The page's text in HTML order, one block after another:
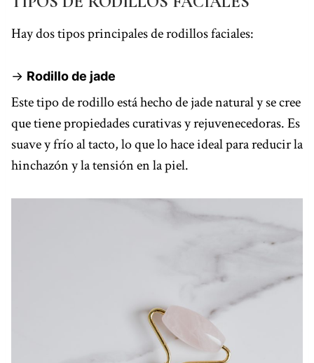
Hay dos tipos principales de rodillos faciales:
-> Rodillo de jade
Este tipo de rodillo está hecho de jade natural y se cree
que tiene propiedades curativas y rejuvenecedoras. Es
suave y frío al tacto, lo que lo hace ideal para reducir la
hinchazón y la tensión en la piel.